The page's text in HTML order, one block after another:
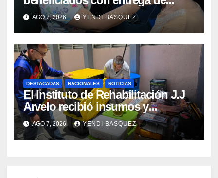
prótesis auditivas en el Centro de
Rehabilitación J.J. Arvelo
AGO 7, 2026 YENDI BASQUEZ
DESTACADAS NACIONALES NOTICIAS
El Instituto de Rehabilitación J.J
Arvelo recibió insumos y
herramientas para la atención de
personas con discapacidad
AGO 7, 2026 YENDI BASQUEZ